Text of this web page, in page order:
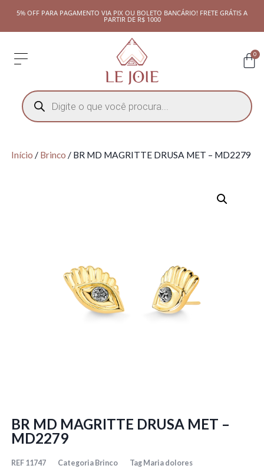
5% OFF PARA PAGAMENTO VIA PIX OU BOLETO BANCÁRIO! FRETE GRÁTIS A
PARTIR DE R$ 1000
0
Início / Brinco / BR MD MAGRITTE DRUSA MET – MD2279
BR MD MAGRITTE DRUSA MET –
MD2279
REF 11747 Categoria Brinco Tag Maria dolores